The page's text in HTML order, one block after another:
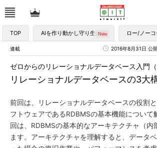
TOP AIを作り動かし守り生かす ロー/ノーコ
連載 2016年8月31日 公
リレーショナルデータベースの3大
ゼロからのリレーショナルデータベース入門（
前回は、リレーショナルデータベースの役割
フトウェアであるRDBMSの基本機能について
回は、RDBMSの基本的なアーキテクチャ（内
ます。アーキテクチャを理解すると、データ